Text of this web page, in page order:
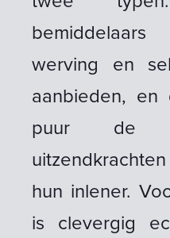
werving en
aanbieden,
puur de
hun inlener.
is clevergig